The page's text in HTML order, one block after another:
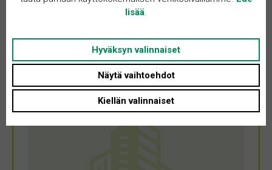
päässä. Lähin latu noin 900m päässä ja ylläs tunturille vain 10
lisää
Hyväksyn valinnaiset
Näytä vaihtoehdot
Kiellän valinnaiset